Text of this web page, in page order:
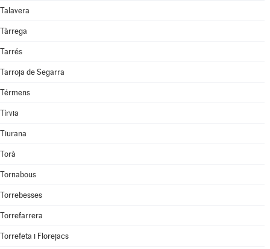
Talavera
Tàrrega
Tarrés
Tarroja de Segarra
Térmens
Tírvia
Tiurana
Torà
Tornabous
Torrebesses
Torrefarrera
Torrefeta i Florejacs